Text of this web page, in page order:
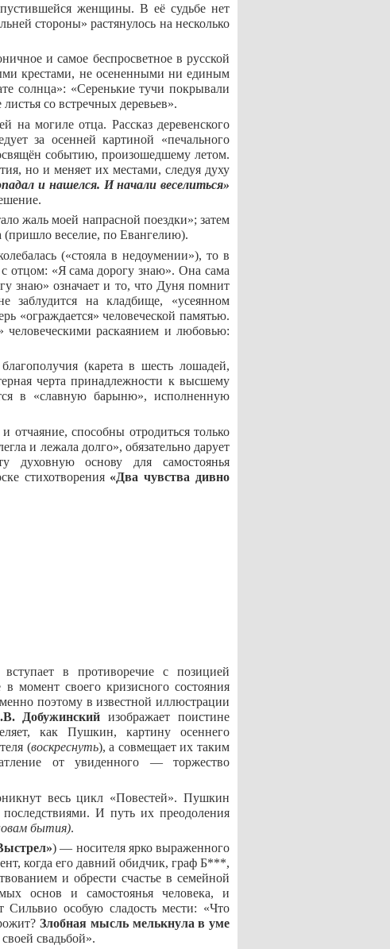
женщины. В её судьбе нет
стороны» растянулось на несколько
и самое беспросветное в русской
крестами, не осененными ни единым
солнца»: «Серенькие тучи покрывали
со встречных деревьев».
могиле отца. Рассказ деревенского
за осенней картиной «печального
событию, произошедшему летом.
но и меняет их местами, следуя духу
и нашелся. И начали веселиться»
жаль моей напрасной поездки»; затем
(пришло веселие, по Евангелию).
(«стояла в недоумении»), то в
с отцом: «Я сама дорогу знаю». Она сама
знаю» означает и то, что Дуня помнит
заблудится на кладбище, «усеянном
«ограждается» человеческой памятью.
человеческими раскаянием и любовью:
(карета в шесть лошадей,
черта принадлежности к высшему
в «славную барыню», исполненную
отчаяние, способны отродиться только
и лежала долго», обязательно дарует
духовную основу для самостоянья
стихотворения «Два чувства дивно
в противоречие с позицией
момент своего кризисного состояния
поэтому в известной иллюстрации
Добужинский изображает поистине
как Пушкин, картину осеннего
(воскреснуть), а совмещает их таким
от увиденного — торжество
весь цикл «Повестей». Пушкин
И путь их преодоления
бытия).
) — носителя ярко выраженного
когда его давний обидчик, граф Б***,
и обрести счастье в семейной
основ и самостоянья человека, и
особую сладость мести: «Что
Злобная мысль мелькнула в уме
свадьбой».